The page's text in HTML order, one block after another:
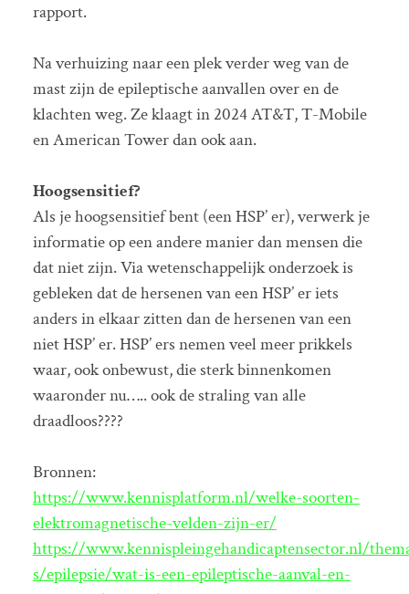
rapport.
Na verhuizing naar een plek verder weg van de
mast zijn de epileptische aanvallen over en de
klachten weg. Ze klaagt in 2024 AT&T, T-Mobile
en American Tower dan ook aan.
Hoogsensitief?
Als je hoogsensitief bent (een HSP’ er), verwerk je
informatie op een andere manier dan mensen die
dat niet zijn. Via wetenschappelijk onderzoek is
gebleken dat de hersenen van een HSP’ er iets
anders in elkaar zitten dan de hersenen van een
niet HSP’ er. HSP’ ers nemen veel meer prikkels
waar, ook onbewust, die sterk binnenkomen
waaronder nu….. ook de straling van alle
draadloos????
Bronnen:
https://www.kennisplatform.nl/welke-soorten-
elektromagnetische-velden-zijn-er/
https://www.kennispleingehandicaptensector.nl/
s/epilepsie/wat-is-een-epileptische-aanval-en-